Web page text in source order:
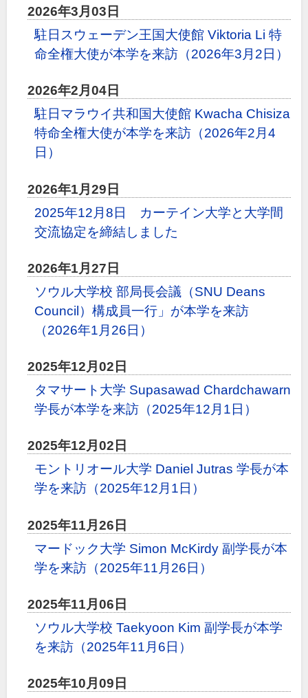
2026年3月03日
駐日スウェーデン王国大使館 Viktoria Li 特
命全権大使が本学を来訪（2026年3月2日）
2026年2月04日
駐日マラウイ共和国大使館 Kwacha Chisiza
特命全権大使が本学を来訪（2026年2月4
日）
2026年1月29日
2025年12月8日 カーテイン大学と大学間
交流協定を締結しました
2026年1月27日
ソウル大学校 部局長会議（SNU Deans
Council）構成員一行」が本学を来訪
（2026年1月26日）
2025年12月02日
タマサート大学 Supasawad Chardchawarn
学長が本学を来訪（2025年12月1日）
2025年12月02日
モントリオール大学 Daniel Jutras 学長が本
学を来訪（2025年12月1日）
2025年11月26日
マードック大学 Simon McKirdy 副学長が本
学を来訪（2025年11月26日）
2025年11月06日
ソウル大学校 Taekyoon Kim 副学長が本学
を来訪（2025年11月6日）
2025年10月09日